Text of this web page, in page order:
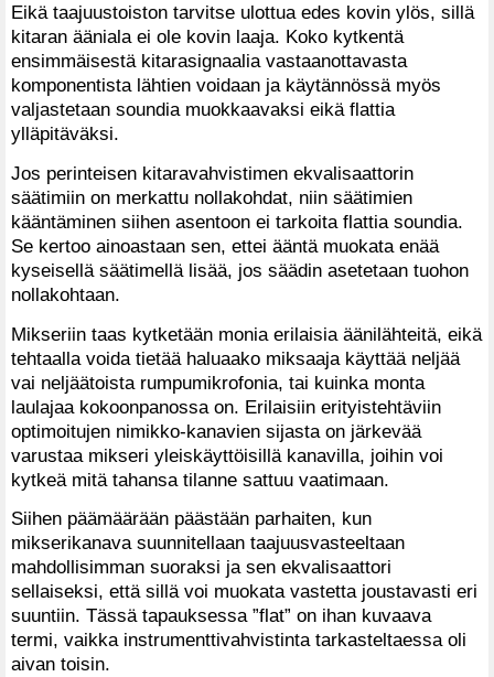
Eikä taajuustoiston tarvitse ulottua edes kovin ylös, sillä
kitaran ääniala ei ole kovin laaja. Koko kytkentä
ensimmäisestä kitarasignaalia vastaanottavasta
komponentista lähtien voidaan ja käytännössä myös
valjastetaan soundia muokkaavaksi eikä flattia
ylläpitäväksi.
Jos perinteisen kitaravahvistimen ekvalisaattorin
säätimiin on merkattu nollakohdat, niin säätimien
kääntäminen siihen asentoon ei tarkoita flattia soundia.
Se kertoo ainoastaan sen, ettei ääntä muokata enää
kyseisellä säätimellä lisää, jos säädin asetetaan tuohon
nollakohtaan.
Mikseriin taas kytketään monia erilaisia äänilähteitä, eikä
tehtaalla voida tietää haluaako miksaaja käyttää neljää
vai neljäätoista rumpumikrofonia, tai kuinka monta
laulajaa kokoonpanossa on. Erilaisiin erityistehtäviin
optimoitujen nimikko-kanavien sijasta on järkevää
varustaa mikseri yleiskäyttöisillä kanavilla, joihin voi
kytkeä mitä tahansa tilanne sattuu vaatimaan.
Siihen päämäärään päästään parhaiten, kun
mikserikanava suunnitellaan taajuusvasteeltaan
mahdollisimman suoraksi ja sen ekvalisaattori
sellaiseksi, että sillä voi muokata vastetta joustavasti eri
suuntiin. Tässä tapauksessa ”flat” on ihan kuvaava
termi, vaikka instrumenttivahvistinta tarkasteltaessa oli
aivan toisin.